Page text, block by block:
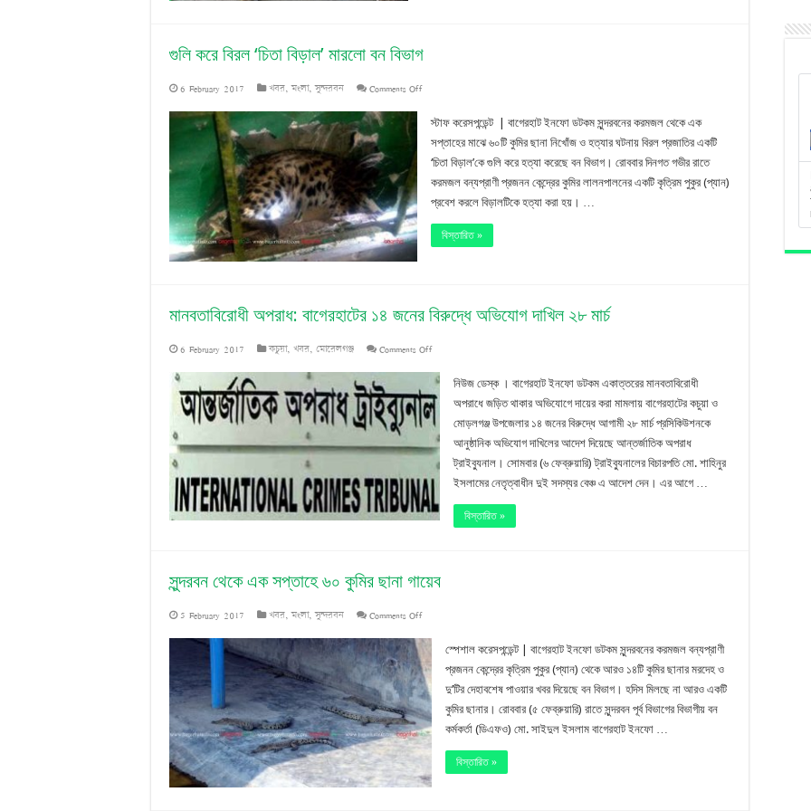
বনবিভাগ
গুলি করে বিরল ‘চিতা বিড়াল’ মারলো বন বিভাগ
6 February 2017 খবর,মংলা,সুন্দরবন Comments Offon
গুলি
করে
বিরল
‘চিতা
বিড়াল’
মারলো
বিভাগ
স্টাফ করেসপন্ডেন্ট | বাগেরহাট ইনফো ডটকম সুন্দরবনের করমজল থেকে এক
সপ্তাহের মাঝে ৬০টি কুমির ছানা নিখোঁজ ও হত্যার ঘটনায় বিরল প্রজাতির একটি
‘চিতা বিড়াল’কে গুলি করে হত্যা করেছে বন বিভাগ। রোববার দিনগত গভীর রাতে
করমজল বন্যপ্রাণী প্রজনন কেন্দ্রের কুমির লালনপালনের একটি কৃত্রিম পুকুর (প্যান)
প্রবেশ করলে বিড়ালটিকে হত্যা করা হয়। …
বিস্তারিত »
মানবতাবিরোধী অপরাধ: বাগেরহাটের ১৪ জনের বিরুদ্ধে অভিযোগ দাখিল ২৮ মার্চ
6 February 2017 কচুয়া, খবর, মোরেলগঞ্জ Comments Offon
মানবতাবিরোধী
অপরাধ:
বাগেরহাটের
১৪
জনের
বিরুদ্ধে
২৮
নিউজ ডেস্ক । বাগেরহাট ইনফো ডটকম একাত্তরের মানবতাবিরোধী
অপরাধে জড়িত থাকার অভিযোগে দায়ের করা মামলায় বাগেরহাটের কচুয়া ও
মোড়লগঞ্জ উপজেলার ১৪ জনের বিরুদ্ধে আগামী ২৮ মার্চ প্রসিকিউশনকে
আনুষ্ঠানিক অভিযোগ দাখিলের আদেশ দিয়েছে আন্তর্জাতিক অপরাধ
ট্রাইব্যুনাল। সোমবার (৬ ফেব্রুয়ারি) ট্রাইব্যুনালের বিচারপতি মো. শাহিনুর
ইসলামের নেতৃত্বাধীন দুই সদস্যর বেঞ্চ এ আদেশ দেন। এর আগে …
বিস্তারিত »
সুন্দরবন থেকে এক সপ্তাহে ৬০ কুমির ছানা গায়েব
5 February 2017 খবর,মংলা,সুন্দরবন Comments Offon
সুন্দরবন
থেকে
এক
সপ্তাহে
৬০
কুমির
স্পেশাল করেসপন্ডেন্ট | বাগেরহাট ইনফো ডটকম সুন্দরবনের করমজল বন্যপ্রাণী
প্রজনন কেন্দ্রের কৃত্রিম পুকুর (প্যান) থেকে আরও ১৪টি কুমির ছানার মরদেহ ও
দু’টির দেহাবশেষ পাওয়ার খবর দিয়েছে বন বিভাগ। হদিস মিলছে না আরও একটি
কুমির ছানার। রোববার (৫ ফেব্রুয়ারি) রাতে সুন্দরবন পূর্ব বিভাগের বিভাগীয় বন
কর্মকর্তা (ডিএফও) মো. সাইদুল ইসলাম বাগেরহাট ইনফো …
বিস্তারিত »